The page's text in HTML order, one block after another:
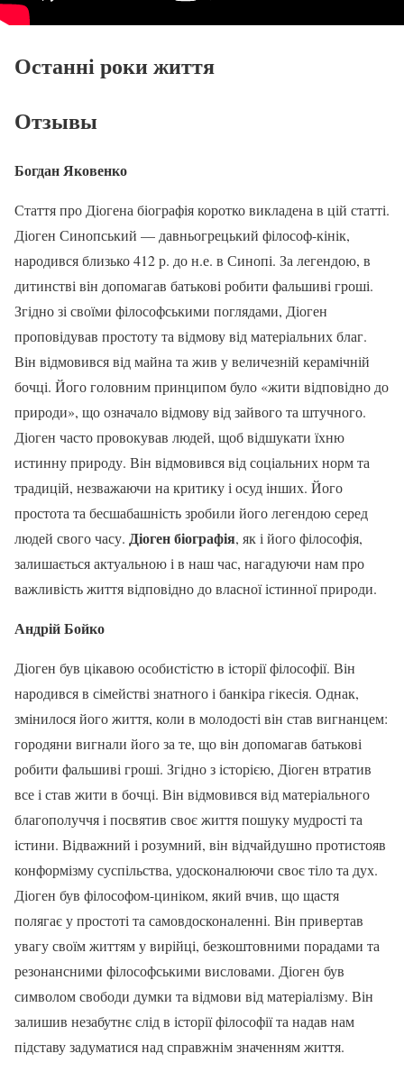
Останні роки життя
Отзывы
Богдан Яковенко
Стаття про Діогена біографія коротко викладена в цій статті.
Діоген Синопський — давньогрецький філософ-кінік,
народився близько 412 р. до н.е. в Синопі. За легендою, в
дитинстві він допомагав батькові робити фальшиві гроші.
Згідно зі своїми філософськими поглядами, Діоген
проповідував простоту та відмову від матеріальних благ.
Він відмовився від майна та жив у величезній керамічній
бочці. Його головним принципом було «жити відповідно до
природи», що означало відмову від зайвого та штучного.
Діоген часто провокував людей, щоб відшукати їхню
истинну природу. Він відмовився від соціальних норм та
традицій, незважаючи на критику і осуд інших. Його
простота та бесшабашність зробили його легендою серед
людей свого часу. Діоген біографія, як і його філософія,
залишається актуальною і в наш час, нагадуючи нам про
важливість життя відповідно до власної істинної природи.
Андрій Бойко
Діоген був цікавою особистістю в історії філософії. Він
народився в сімействі знатного і банкіра гікесія. Однак,
змінилося його життя, коли в молодості він став вигнанцем:
городяни вигнали його за те, що він допомагав батькові
робити фальшиві гроші. Згідно з історією, Діоген втратив
все і став жити в бочці. Він відмовився від матеріального
благополуччя і посвятив своє життя пошуку мудрості та
істини. Відважний і розумний, він відчайдушно протистояв
конформізму суспільства, удосконалюючи своє тіло та дух.
Діоген був філософом-циніком, який вчив, що щастя
полягає у простоті та самовдосконаленні. Він привертав
увагу своїм життям у вирійці, безкоштовними порадами та
резонансними філософськими висловами. Діоген був
символом свободи думки та відмови від матеріалізму. Він
залишив незабутнє слід в історії філософії та надав нам
підставу задуматися над справжнім значенням життя.